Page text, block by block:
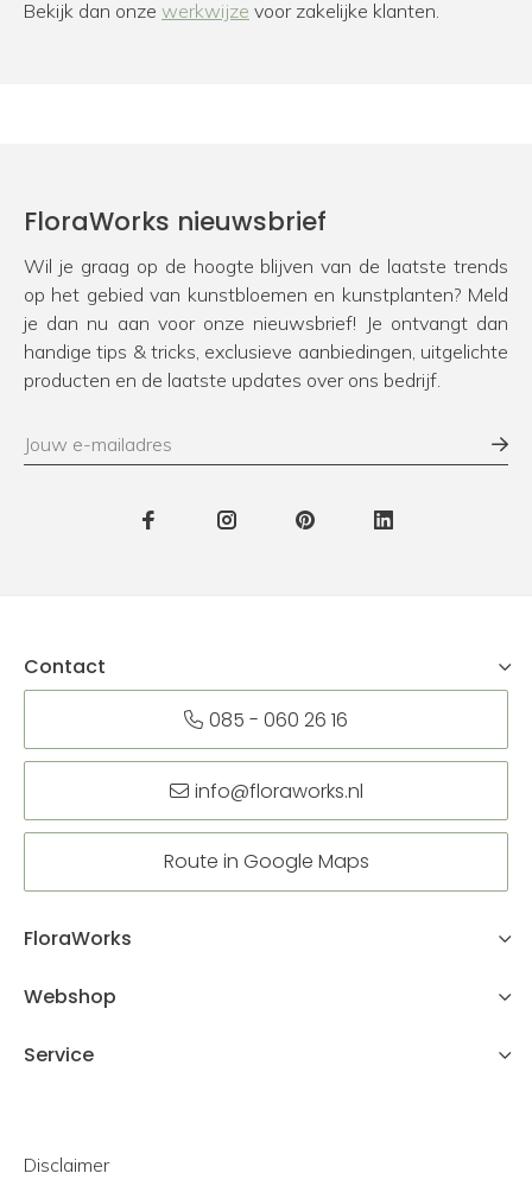
Bekijk dan onze werkwijze voor zakelijke klanten.
FloraWorks nieuwsbrief
Wil je graag op de hoogte blijven van de laatste trends
op het gebied van kunstbloemen en kunstplanten? Meld
je dan nu aan voor onze nieuwsbrief! Je ontvangt dan
handige tips & tricks, exclusieve aanbiedingen, uitgelichte
producten en de laatste updates over ons bedrijf.
Contact
085 - 060 26 16
info@floraworks.nl
Route in Google Maps
FloraWorks
Webshop
Service
Disclaimer